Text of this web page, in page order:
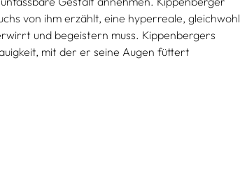
von ihm erzählt, eine hyperreale, gleichwohl
und begeistern muss. Kippenbergers
mit der er seine Augen füttert